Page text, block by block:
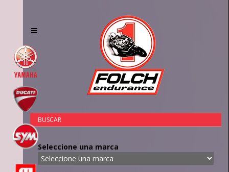
Toggle
BUSCAR
Seleccione una marca